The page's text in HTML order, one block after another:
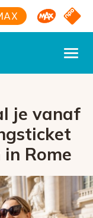
Omroep
NPO
je vanaf
Rome